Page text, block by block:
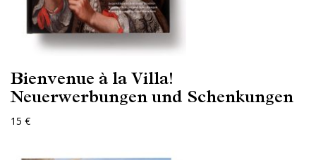
Bienvenue à la Villa!
Neuerwerbungen und Schenkungen
15 €